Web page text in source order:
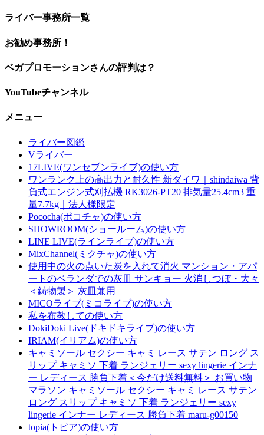
ライバー事務所一覧
お勧め事務所！
ベガプロモーションさんの評判は？
YouTubeチャンネル
メニュー
ライバー図鑑
Vライバー
17LIVE(ワンセブンライブ)の使い方
ワンランク上の高出力と耐久性 新ダイワ｜shindaiwa 背
負式エンジン式刈払機 RK3026-PT20 排気量25.4cm3 重
量7.7kg｜法人様限定
Pococha(ポコチャ)の使い方
SHOWROOM(ショールーム)の使い方
LINE LIVE(ラインライブ)の使い方
MixChannel(ミクチャ)の使い方
使用中の火の点いた炭を入れて消火 マンション・アパ
ートのベランダでの灰皿 サンキョー 火消しつぼ・大々
＜鋳物製＞ 灰皿兼用
MICOライブ(ミコライブ)の使い方
私を布教しての使い方
DokiDoki Live(ドキドキライブ)の使い方
IRIAM(イリアム)の使い方
キャミソール セクシー キャミ レース サテン ロング ス
リップ キャミソ 下着 ランジェリー sexy lingerie インナ
ー レディース 勝負下着＜今だけ送料無料＞ お買い物
マラソン キャミソール セクシー キャミ レース サテン
ロング スリップ キャミソ 下着 ランジェリー sexy
lingerie インナー レディース 勝負下着 maru-g00150
topia(トピア)の使い方